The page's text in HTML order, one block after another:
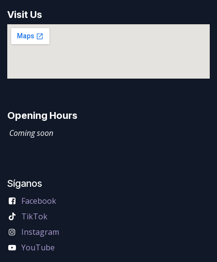
Visit Us
Opening Hours
Coming soon
Síganos
Facebook
TikTok
Instagram
YouTube